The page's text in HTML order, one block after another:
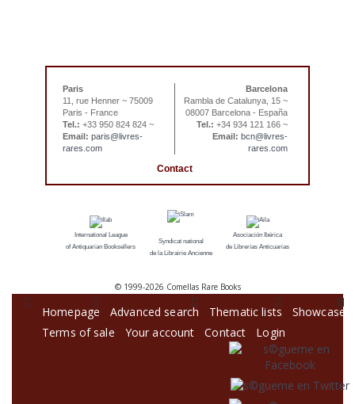
Paris
11, rue Henner ~ 75009
Paris - France
Tel.: +33 950 824 824 ~
Email: paris@livres-
rares.com
Barcelona
Rambla de Catalunya, 15 ~
08007 Barcelona - España
Tel.: +34 934 121 166 ~
Email: bcn@livres-
rares.com
Contact
International League
of Antiquarian Booksellers
Syndicat national
de la Librairie Ancienne
Asociación Ibérica
de Librerías Anticuarias
© 1999-2026 Comellas Rare Books
Homepage Advanced search Thematic lists
Showcase
Terms of sale
Your account Contact Login